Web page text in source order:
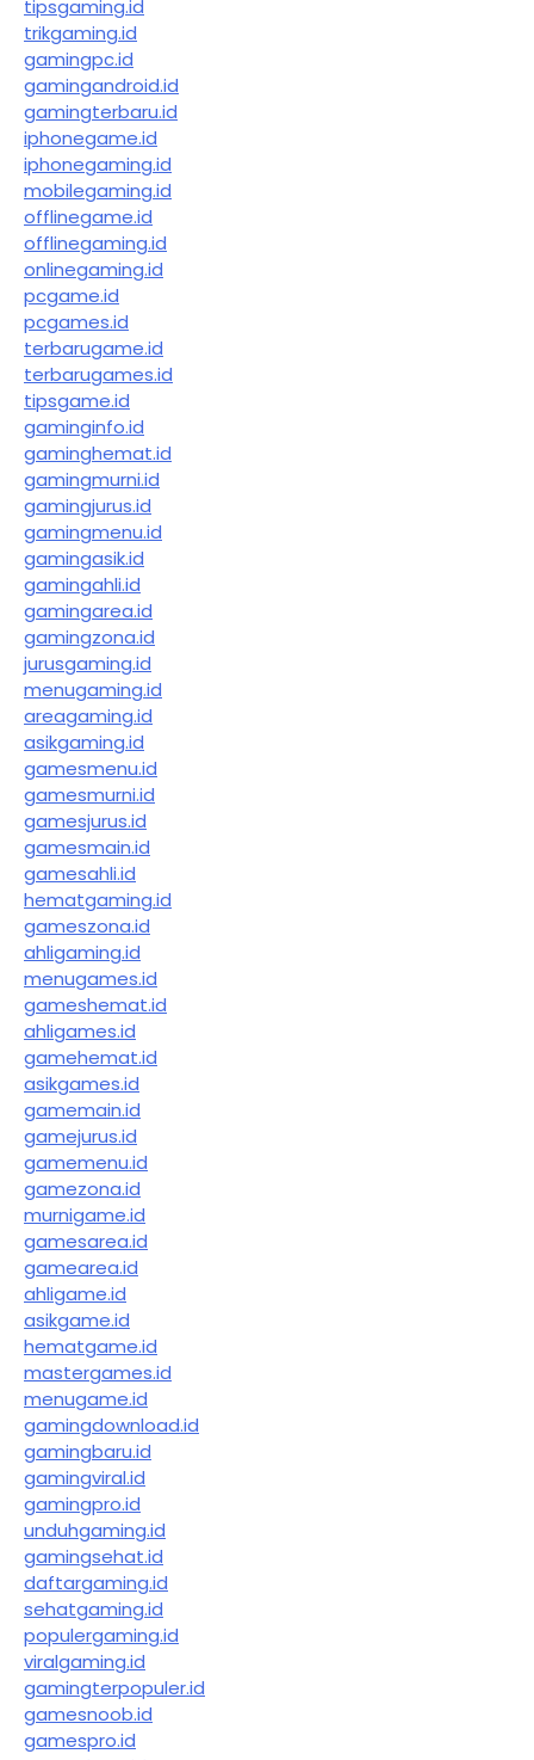
tipsgaming.id
trikgaming.id
gamingpc.id
gamingandroid.id
gamingterbaru.id
iphonegame.id
iphonegaming.id
mobilegaming.id
offlinegame.id
offlinegaming.id
onlinegaming.id
pcgame.id
pcgames.id
terbarugame.id
terbarugames.id
tipsgame.id
gaminginfo.id
gaminghemat.id
gamingmurni.id
gamingjurus.id
gamingmenu.id
gamingasik.id
gamingahli.id
gamingarea.id
gamingzona.id
jurusgaming.id
menugaming.id
areagaming.id
asikgaming.id
gamesmenu.id
gamesmurni.id
gamesjurus.id
gamesmain.id
gamesahli.id
hematgaming.id
gameszona.id
ahligaming.id
menugames.id
gameshemat.id
ahligames.id
gamehemat.id
asikgames.id
gamemain.id
gamejurus.id
gamemenu.id
gamezona.id
murnigame.id
gamesarea.id
gamearea.id
ahligame.id
asikgame.id
hematgame.id
mastergames.id
menugame.id
gamingdownload.id
gamingbaru.id
gamingviral.id
gamingpro.id
unduhgaming.id
gamingsehat.id
daftargaming.id
sehatgaming.id
populergaming.id
viralgaming.id
gamingterpopuler.id
gamesnoob.id
gamespro.id